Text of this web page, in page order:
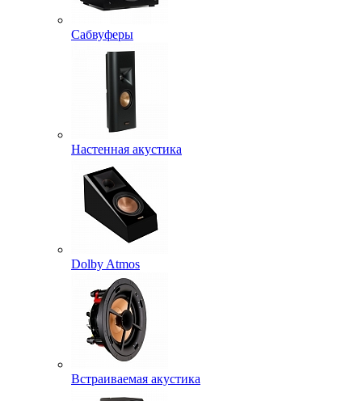
Сабвуферы
Настенная акустика
Dolby Atmos
Встраиваемая акустика